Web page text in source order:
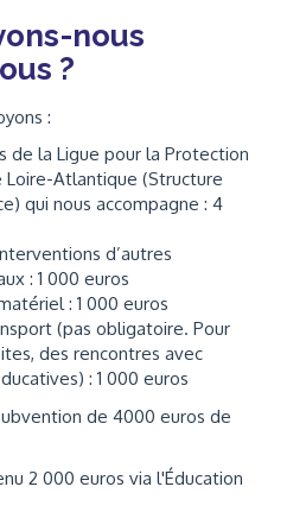
nous
?
:
de la Ligue pour la Protection
Loire-Atlantique (Structure
qui nous accompagne : 4
d’autres
: 1 000 euros
: 1 000 euros
(pas obligatoire. Pour
des rencontres avec
: 1 000 euros
de 4000 euros de
2 000 euros via l'Éducation